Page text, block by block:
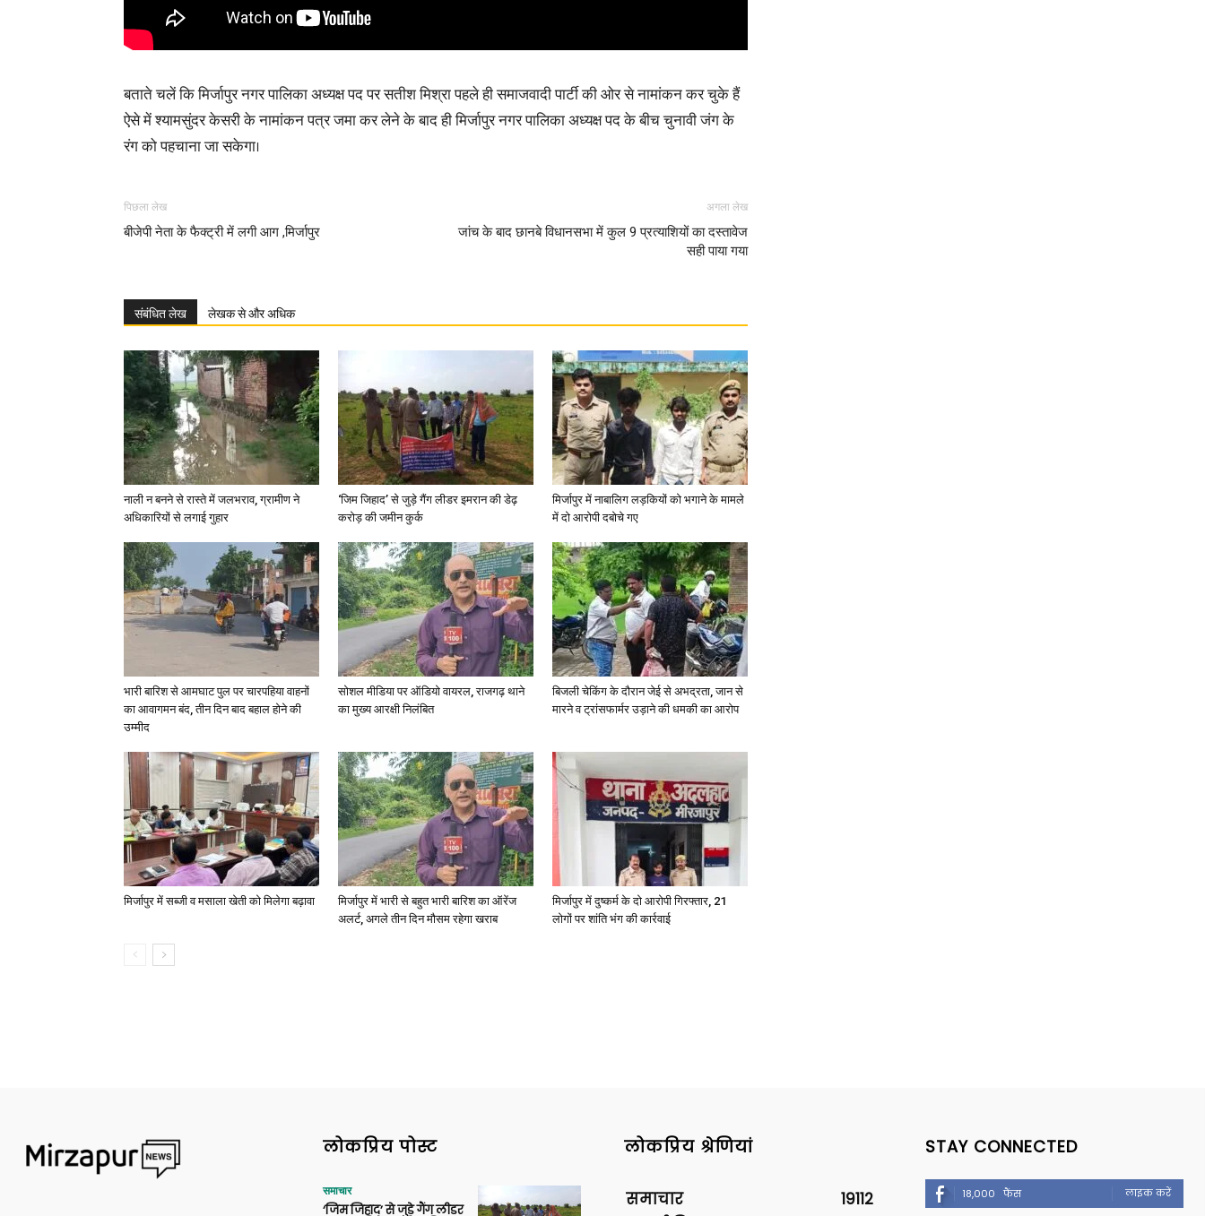
बताते चलें कि मिर्जापुर नगर पालिका अध्यक्ष पद पर सतीश मिश्रा पहले ही समाजवादी पार्टी की ओर से नामांकन कर चुके हैं
ऐसे में श्यामसुंदर केसरी के नामांकन पत्र जमा कर लेने के बाद ही मिर्जापुर नगर पालिका अध्यक्ष पद के बीच चुनावी जंग के
रंग को पहचाना जा सकेगा।
पिछला लेख
बीजेपी नेता के फैक्ट्री में लगी आग ,मिर्जापुर
अगला लेख
जांच के बाद छानबे विधानसभा में कुल 9 प्रत्याशियों का दस्तावेज
सही पाया गया
संबंधित लेख लेखक से और अधिक
नाली न बनने से रास्ते में जलभराव, ग्रामीण ने
अधिकारियों से लगाई गुहार
‘जिम जिहाद’ से जुड़े गैंग लीडर इमरान की डेढ़
करोड़ की जमीन कुर्क
मिर्जापुर में नाबालिग लड़कियों को भगाने के मामले
में दो आरोपी दबोचे गए
भारी बारिश से आमघाट पुल पर चारपहिया वाहनों
का आवागमन बंद, तीन दिन बाद बहाल होने की
उम्मीद
सोशल मीडिया पर ऑडियो वायरल, राजगढ़ थाने
का मुख्य आरक्षी निलंबित
बिजली चेकिंग के दौरान जेई से अभद्रता, जान से
मारने व ट्रांसफार्मर उड़ाने की धमकी का आरोप
मिर्जापुर में सब्जी व मसाला खेती को मिलेगा बढ़ावा
मिर्जापुर में भारी से बहुत भारी बारिश का ऑरेंज
अलर्ट, अगले तीन दिन मौसम रहेगा खराब
मिर्जापुर में दुष्कर्म के दो आरोपी गिरफ्तार, 21
लोगों पर शांति भंग की कार्रवाई
लोकप्रिय पोस्ट
समाचार
‘जिम जिहाद’ से जुड़े गैंग लीडर
लोकप्रिय श्रेणियां
समाचार
19112
STAY CONNECTED
18,000 फैंस लाइक करें